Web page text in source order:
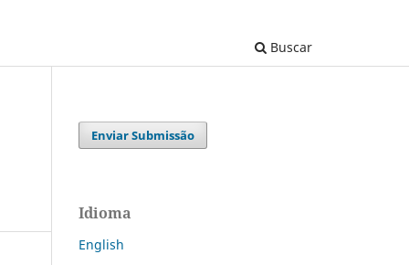
Buscar
Enviar Submissão
Idioma
English